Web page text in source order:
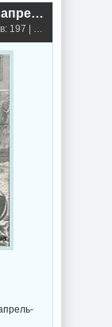
МОДЕЛИСТ-КОРАБЕЛ №16, апрель-июль 2002
197 | Книги, альбомы,